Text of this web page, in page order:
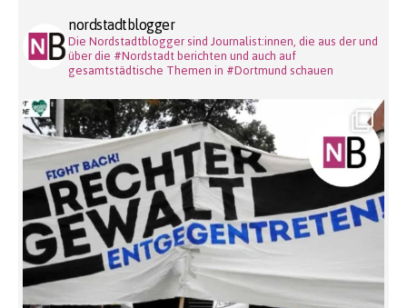
nordstadtblogger
Die Nordstadtblogger sind Journalist:innen, die aus der und
über die #Nordstadt berichten und auch auf
gesamtstädtische Themen in #Dortmund schauen